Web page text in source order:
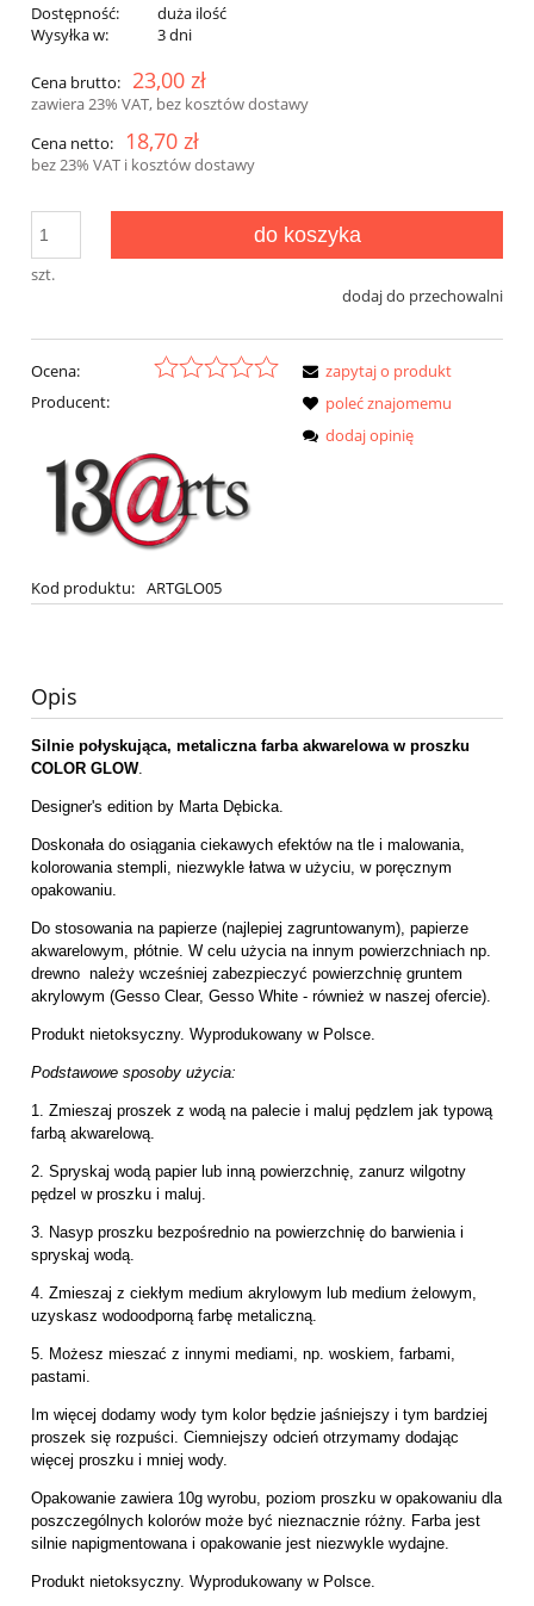
Dostępność:
duża ilość
Wysyłka w:
3 dni
Cena brutto: 23,00 zł
zawiera 23% VAT, bez kosztów dostawy
Cena netto:
18,70 zł
bez 23% VAT i kosztów dostawy
szt.
do koszyka
dodaj do przechowalni
Ocena:
Producent:
Kod produktu: ARTGLO05
zapytaj o produkt
poleć znajomemu
dodaj opinię
Opis
Silnie połyskująca, metaliczna farba akwarelowa w proszku
COLOR GLOW.
Designer's edition by Marta Dębicka.
Doskonała do osiągania ciekawych efektów na tle i malowania,
kolorowania stempli, niezwykle łatwa w użyciu, w poręcznym
opakowaniu.
Do stosowania na papierze (najlepiej zagruntowanym), papierze
akwarelowym, płótnie. W celu użycia na innym powierzchniach np.
drewno należy wcześniej zabezpieczyć powierzchnię gruntem
akrylowym (Gesso Clear, Gesso White - również w naszej ofercie).
Produkt nietoksyczny. Wyprodukowany w Polsce.
Podstawowe sposoby użycia:
1. Zmieszaj proszek z wodą na palecie i maluj pędzlem jak typową
farbą akwarelową.
2. Spryskaj wodą papier lub inną powierzchnię, zanurz wilgotny
pędzel w proszku i maluj.
3. Nasyp proszku bezpośrednio na powierzchnię do barwienia i
spryskaj wodą.
4. Zmieszaj z ciekłym medium akrylowym lub medium żelowym,
uzyskasz wodoodporną farbę metaliczną.
5. Możesz mieszać z innymi mediami, np. woskiem, farbami,
pastami.
Im więcej dodamy wody tym kolor będzie jaśniejszy i tym bardziej
proszek się rozpuści. Ciemniejszy odcień otrzymamy dodając
więcej proszku i mniej wody.
Opakowanie zawiera 10g wyrobu, poziom proszku w opakowaniu dla
poszczególnych kolorów może być nieznacznie różny. Farba jest
silnie napigmentowana i opakowanie jest niezwykle wydajne.
Produkt nietoksyczny. Wyprodukowany w Polsce.